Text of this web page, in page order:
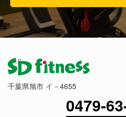
千葉県旭市 イ－4655
0479-